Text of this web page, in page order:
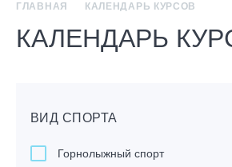
ГЛАВНАЯ КАЛЕНДАРЬ КУРСОВ
КАЛЕНДАРЬ
ВИД СПОРТА
Горнолыжный спорт